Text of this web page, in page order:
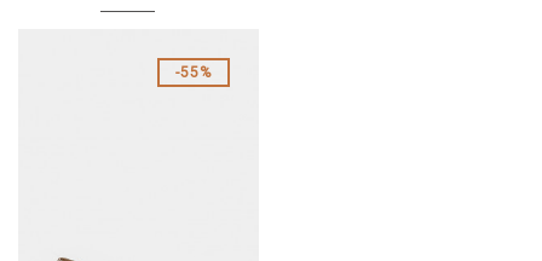
55%